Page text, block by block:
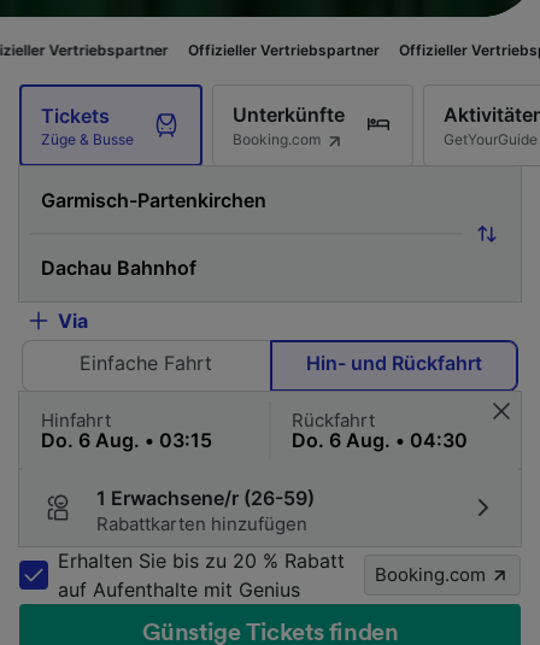
Offizieller Vertriebspartner Offizieller Vertriebspartner
Tickets
Züge & Busse
Unterkünfte
Booking.com GetYourGuide
Via
Einfache Fahrt
Hin- und Rückfahrt
Hinfahrt Rückfahrt
1 Erwachsene/r (26-59)
Rabattkarten hinzufügen
Erhalten Sie bis zu 20 % Rabatt
auf Aufenthalte mit Genius
Booking.com
Günstige Tickets finden